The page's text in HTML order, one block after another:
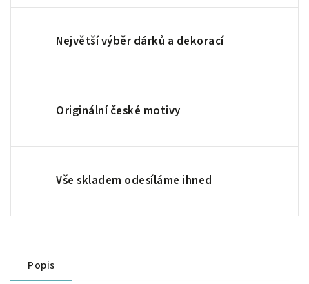
Největší výběr dárků a dekorací
Originální české motivy
Vše skladem odesíláme ihned
Popis